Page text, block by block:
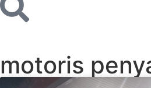
motoris